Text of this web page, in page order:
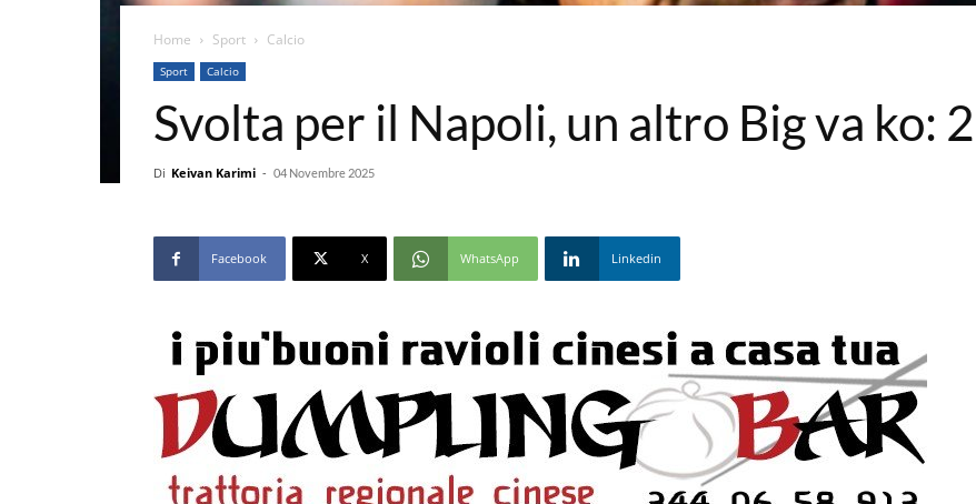
Home Sport Calcio
Sport Calcio
Svolta per il Napoli, un altro Big va ko:
Di Keivan Karimi - 04 Novembre 2025
Facebook X WhatsApp Linkedin